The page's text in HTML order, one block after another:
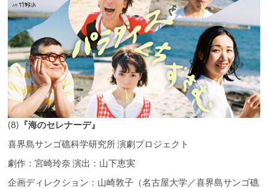
(8) 『海のセレナーデ』
喜界島サンゴ礁科学研究所 演劇プロジェクト
劇作：宮崎玲奈 演出：山下恵実
企画ディレクション：山崎敦子（名古屋大学／喜界島サンゴ礁